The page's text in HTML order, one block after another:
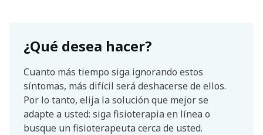
¿Qué desea hacer?
Cuanto más tiempo siga ignorando estos
síntomas, más difícil será deshacerse de ellos.
Por lo tanto, elija la solución que mejor se
adapte a usted: siga fisioterapia en línea o
busque un fisioterapeuta cerca de usted.